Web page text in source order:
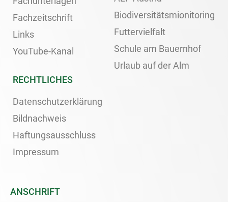
Fachzeitschrift
Links
YouTube-Kanal
Biodiversitätsmionitoring
Futtervielfalt
Schule am Bauernhof
Urlaub auf der Alm
RECHTLICHES
Datenschutzerklärung
Bildnachweis
Haftungsausschluss
Impressum
ANSCHRIFT